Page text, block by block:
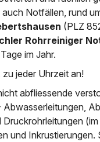
Notfällen, rund
(PLZ
Rohrreiniger
im Jahr.
jeder Uhrzeit an!
abfliessende
und Inkrustierungen.